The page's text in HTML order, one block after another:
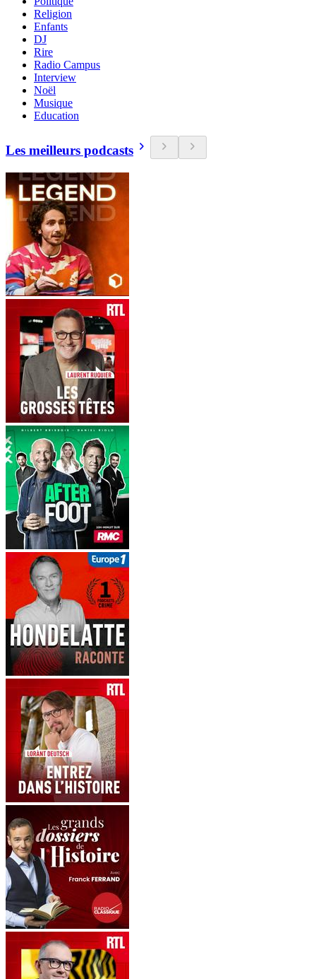
Religion
Enfants
DJ
Rire
Radio Campus
Interview
Noël
Musique
Education
Les meilleurs podcasts